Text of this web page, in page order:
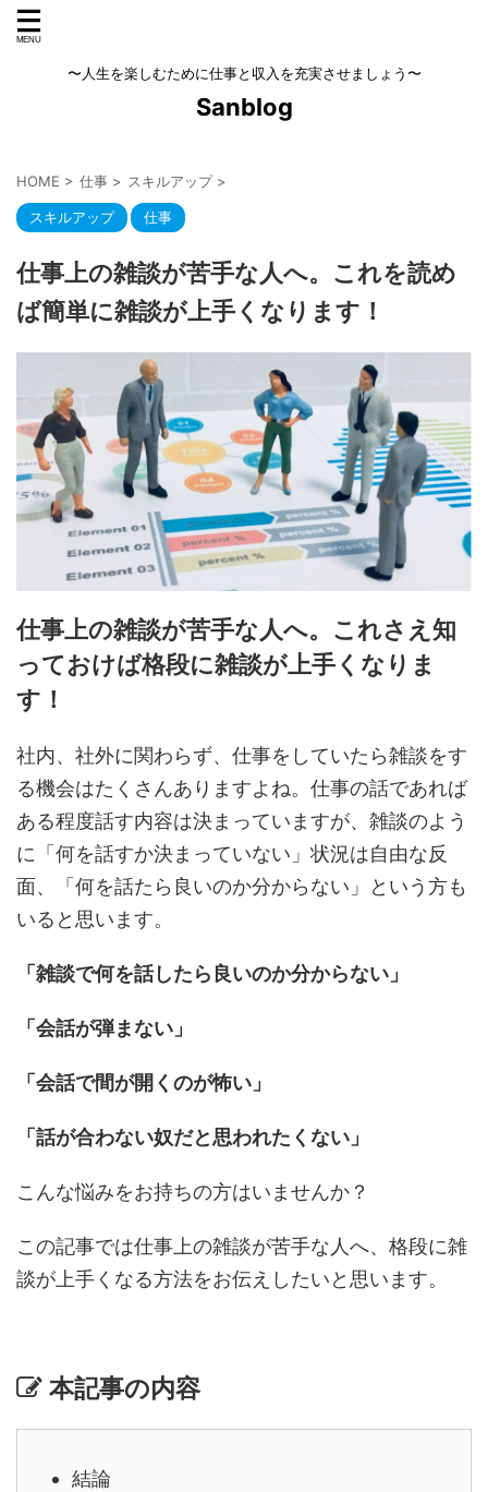
〜人生を楽しむために仕事と収入を充実させましょう〜
Sanblog
HOME > 仕事 > スキルアップ >
スキルアップ 仕事
仕事上の雑談が苦手な人へ。これを読め
ば簡単に雑談が上手くなります！
仕事上の雑談が苦手な人へ。これさえ知
っておけば格段に雑談が上手くなりま
す！
社内、社外に関わらず、仕事をしていたら雑談をす
る機会はたくさんありますよね。仕事の話であれば
ある程度話す内容は決まっていますが、雑談のよう
に「何を話すか決まっていない」状況は自由な反
面、「何を話たら良いのか分からない」という方も
いると思います。
「雑談で何を話したら良いのか分からない」
「会話が弾まない」
「会話で間が開くのが怖い」
「話が合わない奴だと思われたくない」
こんな悩みをお持ちの方はいませんか？
この記事では仕事上の雑談が苦手な人へ、格段に雑
談が上手くなる方法をお伝えしたいと思います。
本記事の内容
結論